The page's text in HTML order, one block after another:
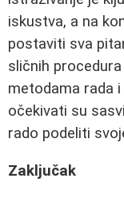
iskustva, a na
postaviti sva
sličnih
metodama rada
očekivati su
rado podeliti
Zaključak